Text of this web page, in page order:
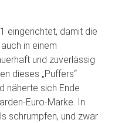
eingerichtet, damit die
in einem
und zuverlässig
dieses „Puffers“
näherte sich Ende
Euro-Marke. In
schrumpfen, und zwar